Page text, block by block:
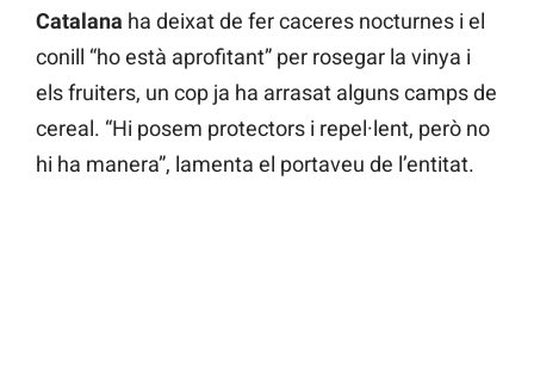
Catalana ha deixat de fer caceres nocturnes i el
conill “ho està aprofitant” per rosegar la vinya i
els fruiters, un cop ja ha arrasat alguns camps de
cereal. “Hi posem protectors i repel·lent, però no
hi ha manera”, lamenta el portaveu de l’entitat.